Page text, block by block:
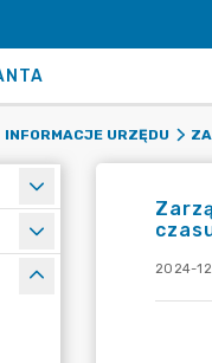
INFORMACJE URZĘDU
2024-